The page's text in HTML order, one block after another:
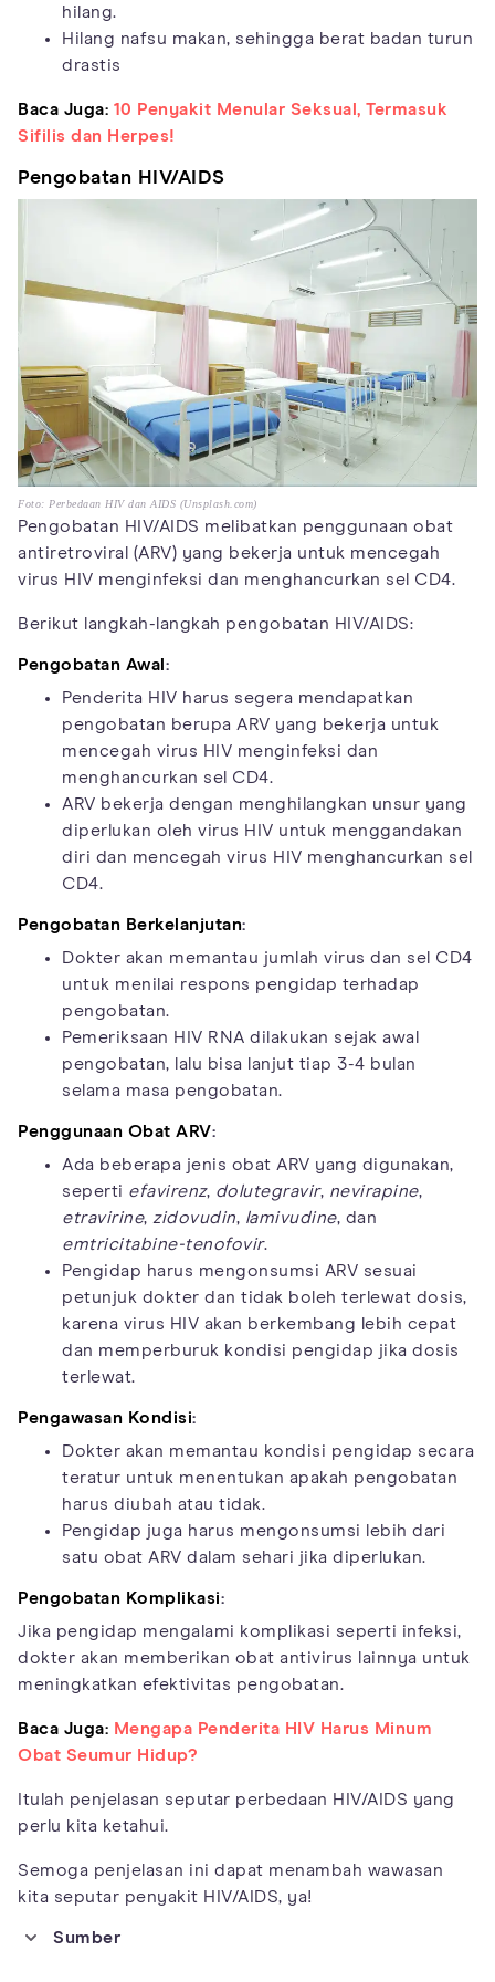
hilang.
Hilang nafsu makan, sehingga berat badan turun
drastis
Baca Juga: 10 Penyakit Menular Seksual, Termasuk
Sifilis dan Herpes!
Pengobatan HIV/AIDS
Foto: Perbedaan HIV dan AIDS (Unsplash.com)
Pengobatan HIV/AIDS melibatkan penggunaan obat
antiretroviral (ARV) yang bekerja untuk mencegah
virus HIV menginfeksi dan menghancurkan sel CD4.
Berikut langkah-langkah pengobatan HIV/AIDS:
Pengobatan Awal :
Penderita HIV harus segera mendapatkan
pengobatan berupa ARV yang bekerja untuk
mencegah virus HIV menginfeksi dan
menghancurkan sel CD4.
ARV bekerja dengan menghilangkan unsur yang
diperlukan oleh virus HIV untuk menggandakan
diri dan mencegah virus HIV menghancurkan sel
CD4.
Pengobatan Berkelanjutan:
Dokter akan memantau jumlah virus dan sel CD4
untuk menilai respons pengidap terhadap
pengobatan.
Pemeriksaan HIV RNA dilakukan sejak awal
pengobatan, lalu bisa lanjut tiap 3-4 bulan
selama masa pengobatan.
Penggunaan Obat ARV:
Ada beberapa jenis obat ARV yang digunakan,
seperti efavirenz, dolutegravir, nevirapine,
etravirine, zidovudin, lamivudine, dan
emtricitabine-tenofovir.
Pengidap harus mengonsumsi ARV sesuai
petunjuk dokter dan tidak boleh terlewat dosis,
karena virus HIV akan berkembang lebih cepat
dan memperburuk kondisi pengidap jika dosis
terlewat.
Pengawasan Kondisi:
Dokter akan memantau kondisi pengidap secara
teratur untuk menentukan apakah pengobatan
harus diubah atau tidak.
Pengidap juga harus mengonsumsi lebih dari
satu obat ARV dalam sehari jika diperlukan.
Pengobatan Komplikasi:
Jika pengidap mengalami komplikasi seperti infeksi,
dokter akan memberikan obat antivirus lainnya untuk
meningkatkan efektivitas pengobatan.
Baca Juga: Mengapa Penderita HIV Harus Minum
Obat Seumur Hidup?
Itulah penjelasan seputar perbedaan HIV/AIDS yang
perlu kita ketahui.
Semoga penjelasan ini dapat menambah wawasan
kita seputar penyakit HIV/AIDS, ya!
Sumber